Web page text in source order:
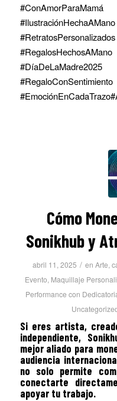
#RegaloConSentimiento
Cómo
Sonikhub y
abril 11, 2025 / en Arte,
Evento, Maquillaje
Performance con
Si eres artista,
independiente,
mejor aliado para
audiencia
no solo permite
conectarte
apoyar tu trabajo.